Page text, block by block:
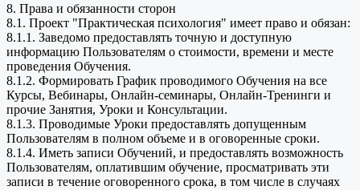
8. Права и обязанности сторон
8.1. Проект "Практическая психология" имеет право и обязан:
8.1.1. Заведомо предоставлять точную и доступную
информацию Пользователям о стоимости, времени и месте
проведения Обучения.
8.1.2. Формировать График проводимого Обучения на все
Курсы, Вебинары, Онлайн-семинары, Онлайн-Тренинги и
прочие Занятия, Уроки и Консультации.
8.1.3. Проводимые Уроки предоставлять допущенным
Пользователям в полном объеме и в оговоренные сроки.
8.1.4. Иметь записи Обучений, и предоставлять возможность
Пользователям, оплатившим обучение, просматривать эти
записи в течение оговоренного срока, в том числе в случаях